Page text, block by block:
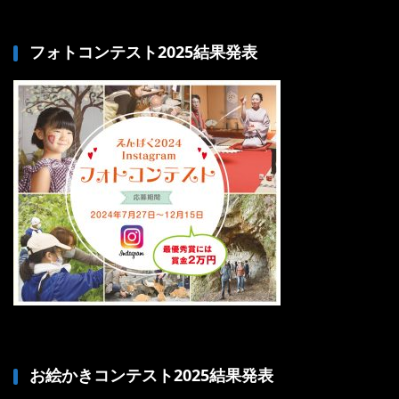
フォトコンテスト2025結果発表
お絵かきコンテスト2025結果発表